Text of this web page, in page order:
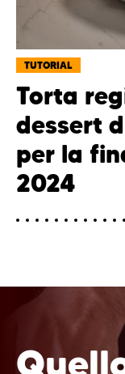
TUTORIAL
Torta
dessert
per la
2024